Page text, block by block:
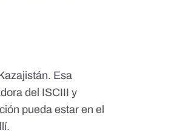
Esa
del ISCIII y
pueda estar en el